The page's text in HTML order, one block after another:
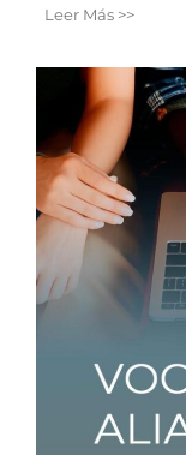
Leer Más >>